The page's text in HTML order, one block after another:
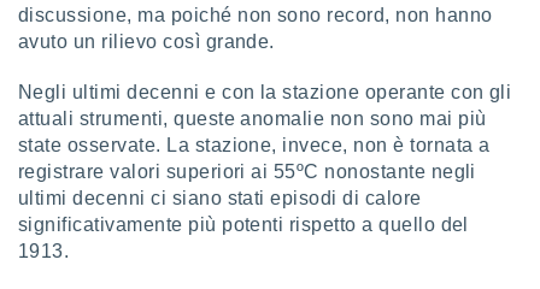
per la
la
del
discussione, ma poiché non sono record, non hanno
avuto un rilievo così grande.
Negli ultimi decenni e con la stazione operante con gli
attuali strumenti, queste anomalie non sono mai più
state osservate. La stazione, invece, non è tornata a
registrare valori superiori ai 55ºC nonostante negli
ultimi decenni ci siano stati episodi di calore
significativamente più potenti rispetto a quello del
1913.